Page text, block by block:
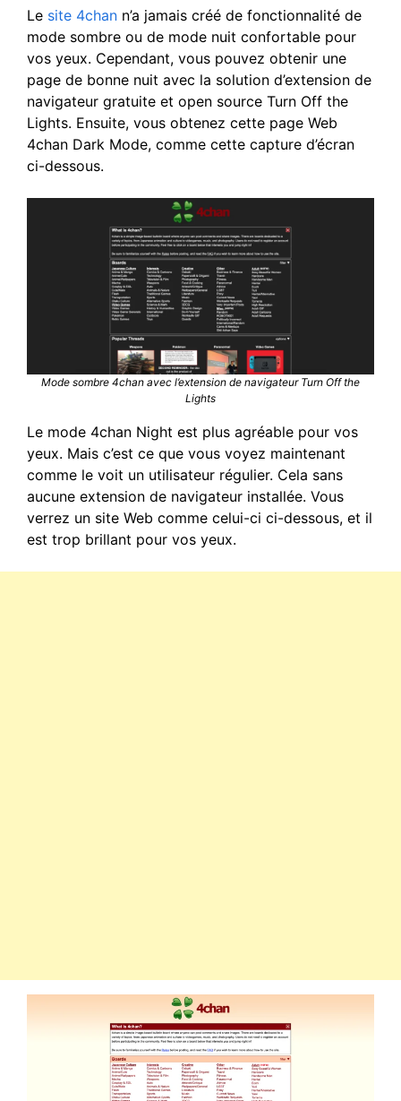
Le site 4chan n’a jamais créé de fonctionnalité de
mode sombre ou de mode nuit confortable pour
vos yeux. Cependant, vous pouvez obtenir une
page de bonne nuit avec la solution d’extension de
navigateur gratuite et open source Turn Off the
Lights. Ensuite, vous obtenez cette page Web
4chan Dark Mode, comme cette capture d’écran
ci-dessous.
Mode sombre 4chan avec l’extension de navigateur Turn Off the
Lights
Le mode 4chan Night est plus agréable pour vos
yeux. Mais c’est ce que vous voyez maintenant
comme le voit un utilisateur régulier. Cela sans
aucune extension de navigateur installée. Vous
verrez un site Web comme celui-ci ci-dessous, et il
est trop brillant pour vos yeux.